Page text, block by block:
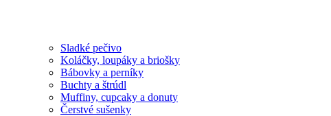
Sladké pečivo
Koláčky, loupáky a briošky
Bábovky a perníky
Buchty a štrúdl
Muffiny, cupcaky a donuty
Čerstvé sušenky